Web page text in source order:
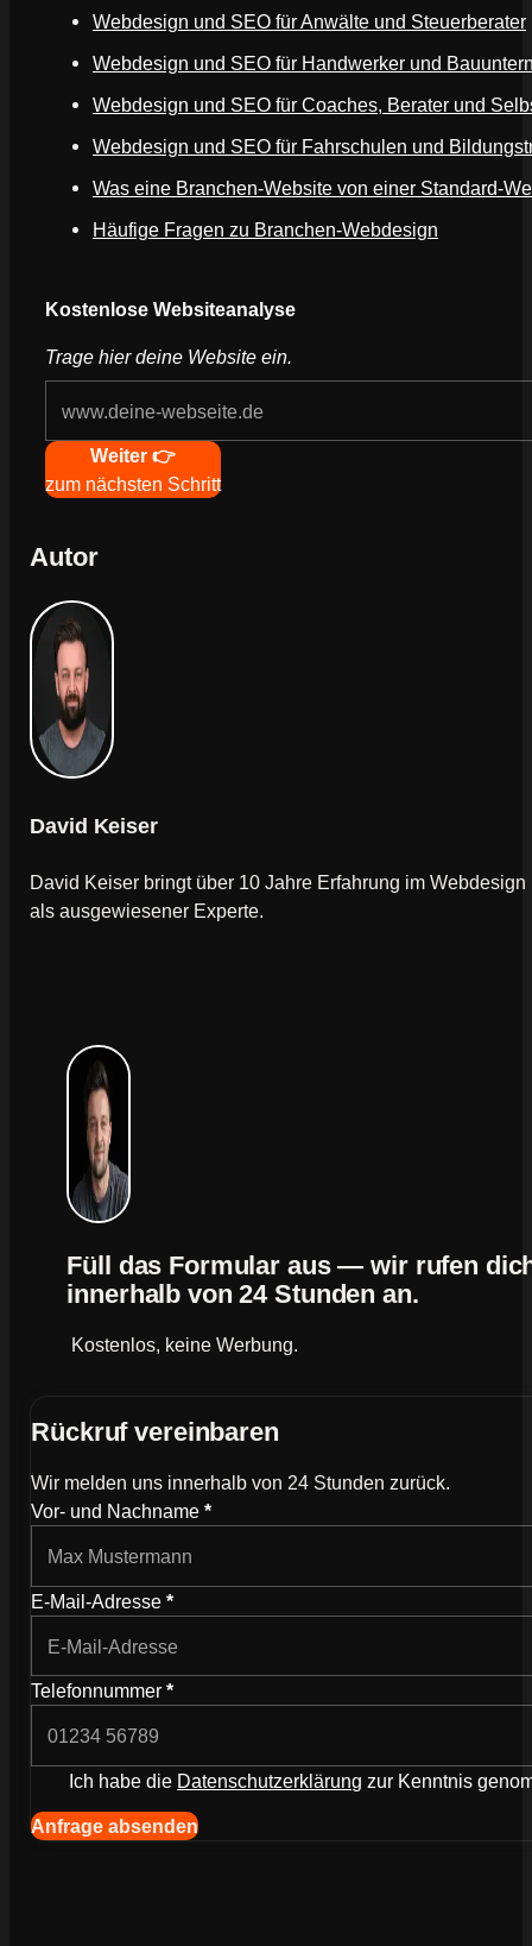
Webdesign und SEO für Anwälte und Steuerberater
Webdesign und SEO für Handwerker und
Webdesign und SEO für Coaches, Berater und
Webdesign und SEO für Fahrschulen und
Was eine Branchen-Website von einer Standard-
Häufige Fragen zu Branchen-Webdesign
Kostenlose Websiteanalyse
Trage hier deine Website ein.
NavigationWeiter 👉
zum nächsten Schritt
Autor
David Keiser
David Keiser bringt über 10 Jahre Erfahrung im
als ausgewiesener Experte.
Rückruf vereinbaren
Wir melden uns innerhalb von 24 Stunden zurück.
Wie können wir dich kontaktieren?
Vor- und Nachname *
E-Mail-Adresse *
Telefonnummer *
Ich habe die Datenschutzerklärung zur Kenntnis
Navigation (Kopie) (Kopieren) (Kopieren)
Anfrage absenden
Füll das Formular aus — wir rufen
innerhalb von 24 Stunden an.
Kostenlos, keine Werbung.